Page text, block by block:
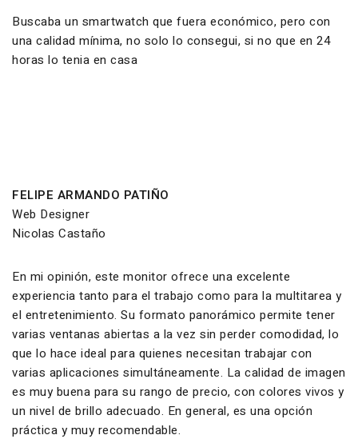
Buscaba un smartwatch que fuera económico, pero con
una calidad mínima, no solo lo consegui, si no que en 24
horas lo tenia en casa
FELIPE ARMANDO PATIÑO
Web Designer
Nicolas Castaño
En mi opinión, este monitor ofrece una excelente
experiencia tanto para el trabajo como para la multitarea y
el entretenimiento. Su formato panorámico permite tener
varias ventanas abiertas a la vez sin perder comodidad, lo
que lo hace ideal para quienes necesitan trabajar con
varias aplicaciones simultáneamente. La calidad de imagen
es muy buena para su rango de precio, con colores vivos y
un nivel de brillo adecuado. En general, es una opción
práctica y muy recomendable.